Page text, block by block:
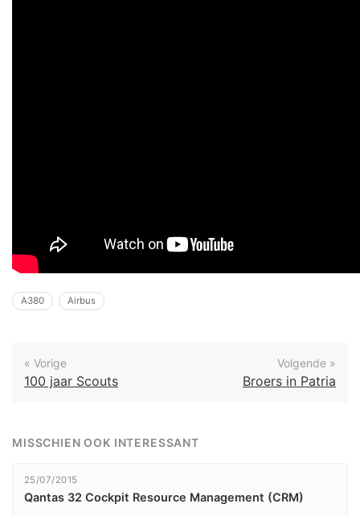
A380 Airbus
« Vorige
100 jaar Scouts
Volgende »
Broers in Patria
MISSCHIEN OOK INTERESSANT
25/07/2015
Qantas 32 Cockpit Resource Management (CRM)